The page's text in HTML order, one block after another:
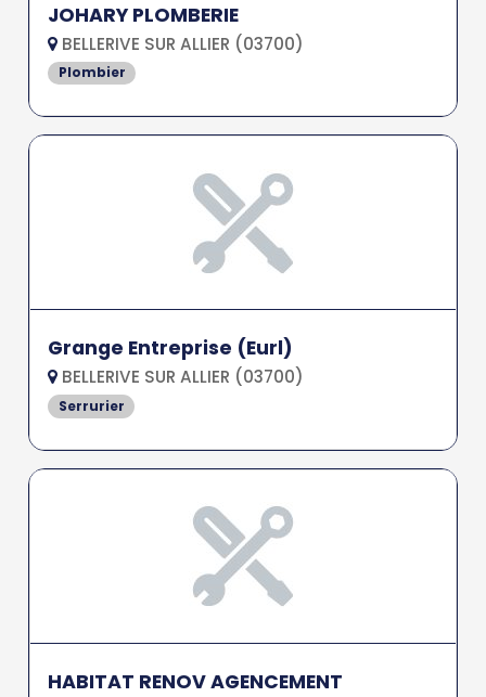
JOHARY PLOMBERIE
BELLERIVE SUR ALLIER (03700)
Plombier
Grange Entreprise (Eurl)
BELLERIVE SUR ALLIER (03700)
Serrurier
HABITAT RENOV AGENCEMENT